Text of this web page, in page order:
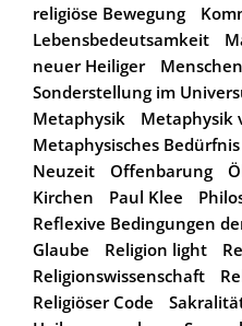
religiöse Bewegung
Lebensbedeutsamkeit
neuer Heiliger
Sonderstellung im
Metaphysik
Metaphysik
Metaphysisches Bedürfnis
Neuzeit
Offenbarung
Kirchen
Paul Klee
Reflexive Bedingungen
Glaube
Religion light
Religionswissenschaft
Religiöser Code